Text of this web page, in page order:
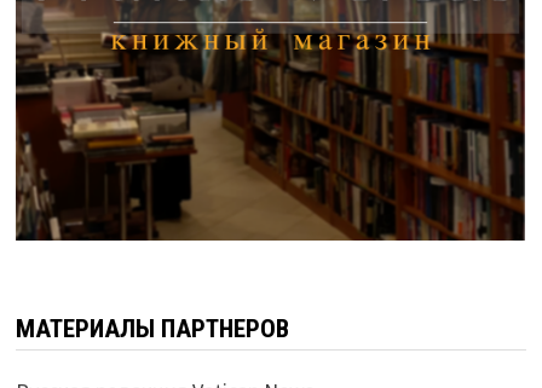
МАТЕРИАЛЫ ПАРТНЕРОВ